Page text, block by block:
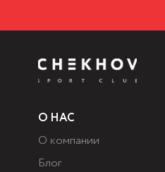
О компании
О НАС
Блог